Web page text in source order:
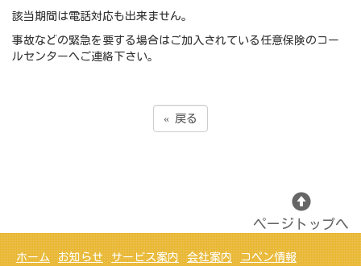
該当期間は電話対応も出来ません。
事故などの緊急を要する場合はご加入されている任意保険のコー
ルセンターへご連絡下さい。
« 戻る
ページトップへ
ホーム お知らせ サービス案内 会社案内 コペン情報